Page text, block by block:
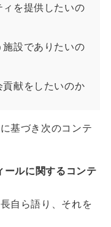
を提供したいの
設でありたいの
献をしたいのか
基づき次のコンテ
ルに関するコンテ
自ら語り、それを